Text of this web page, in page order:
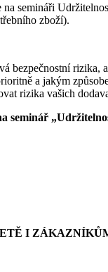
na semináři
zboží).
bezpečnostní
a jakým
rizika vašich
seminář
I